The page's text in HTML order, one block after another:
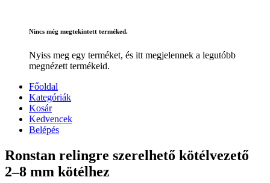
Nincs még megtekintett terméked.
Nyiss meg egy terméket, és itt megjelennek a legutóbb
megnézett termékeid.
Főoldal
Kategóriák
Kosár
Kedvencek
Belépés
Ronstan relingre szerelhető kötélvezető
2–8 mm kötélhez